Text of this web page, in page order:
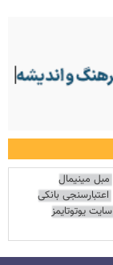
مبل مینیمال
اعتبارسنجی بانکی
سایت یوتوتایمز